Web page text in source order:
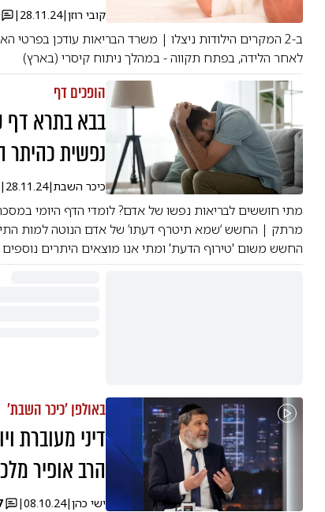
קובי רוזן|
28.11.24
|
ב-2 המקרים הילודות ניצלו | משרד הבריאות עודכן בפרטי
לאחר הלידה, בפתח תקווה - במהלך ניתוח קיסרי (בארץ)
הופכים דף
בבא בתרא דף
נפשית כהיתר
כיכר השבת|
28.11.24
|
מתי חוששים לבריאות נפשו של אדם? לומדי הדף היומי
מרתק | החשש ‘שמא תיטרף דעתו’ של אדם הנוטה למות
החשש משום 'טירוף הדעת' ומתי אנו מוצאים היתרים נוספים
באולפן 'כיכר השבת'
דיני מעוברת
הרב אופיר
ישי כהן |
08.10.24
|